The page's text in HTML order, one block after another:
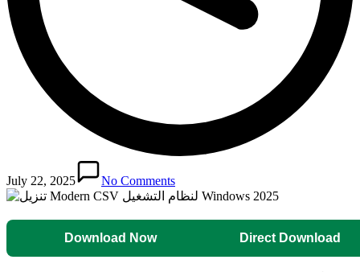
July 22, 2025 No Comments
Download Now Direct Download